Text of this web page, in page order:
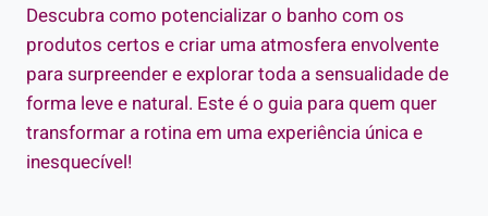
Descubra como potencializar o banho com os
produtos certos e criar uma atmosfera envolvente
para surpreender e explorar toda a sensualidade de
forma leve e natural. Este é o guia para quem quer
transformar a rotina em uma experiência única e
inesquecível!